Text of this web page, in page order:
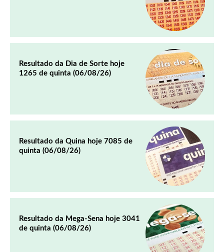
Resultado da Dia de Sorte hoje
1265 de quinta (06/08/26)
Resultado da Quina hoje 7085 de
quinta (06/08/26)
Resultado da Mega-Sena hoje 3041
de quinta (06/08/26)